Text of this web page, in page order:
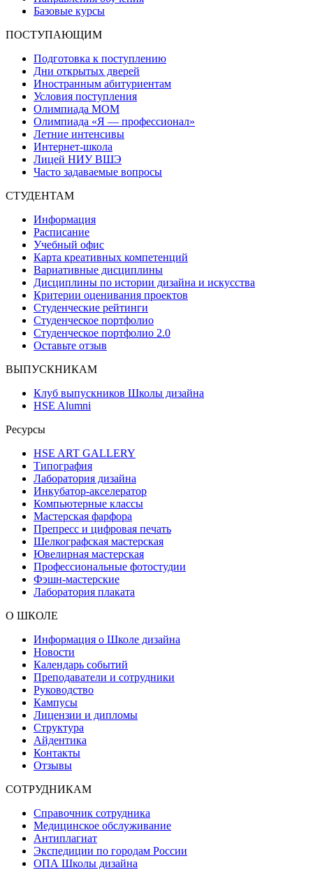
Базовые курсы
ПОСТУПАЮЩИМ
Подготовка к поступлению
Дни открытых дверей
Иностранным абитуриентам
Условия поступления
Олимпиада МОМ
Олимпиада «Я — профессионал»
Летние интенсивы
Интернет-школа
Лицей НИУ ВШЭ
Часто задаваемые вопросы
СТУДЕНТАМ
Информация
Расписание
Учебный офис
Карта креативных компетенций
Вариативные дисциплины
Дисциплины по истории дизайна и искусства
Критерии оценивания проектов
Студенческие рейтинги
Студенческое портфолио
Студенческое портфолио 2.0
Оставьте отзыв
ВЫПУСКНИКАМ
Клуб выпускников Школы дизайна
HSE Alumni
Ресурсы
HSE ART GALLERY
Типография
Лаборатория дизайна
Инкубатор-акселератор
Компьютерные классы
Мастерская фарфора
Препресс и цифровая печать
Шелкографская мастерская
Ювелирная мастерская
Профессиональные фотостудии
Фэшн-мастерские
Лаборатория плаката
О ШКОЛЕ
Информация о Школе дизайна
Новости
Календарь событий
Преподаватели и сотрудники
Руководство
Кампусы
Лицензии и дипломы
Структура
Айдентика
Контакты
Отзывы
СОТРУДНИКАМ
Справочник сотрудника
Медицинское обслуживание
Антиплагиат
Экспедиции по городам России
ОПА Школы дизайна